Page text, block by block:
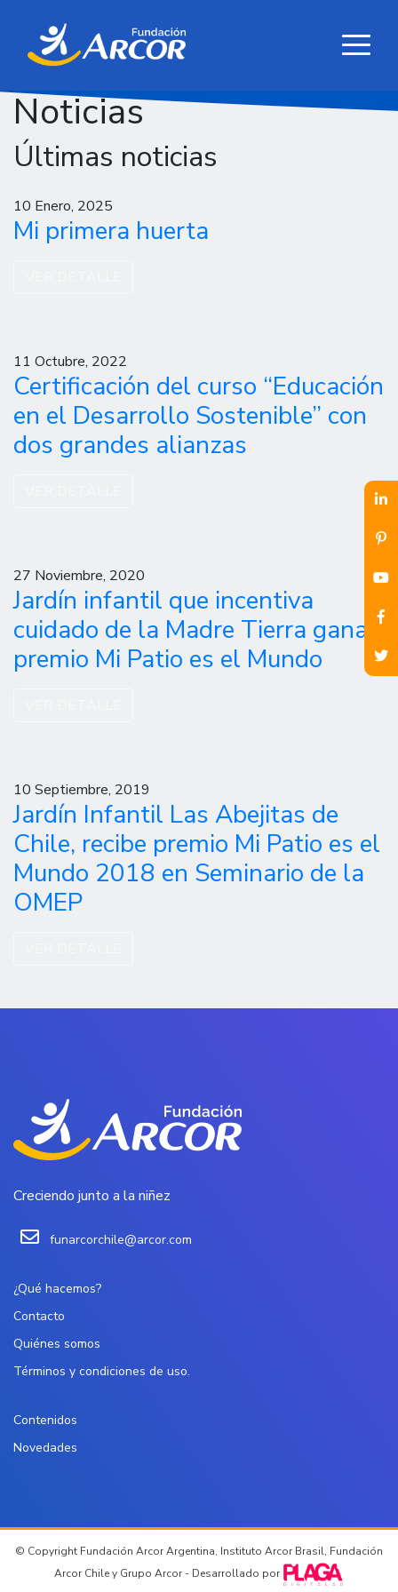
Noticias
Últimas noticias
10 Enero, 2025
Mi primera huerta
11 Octubre, 2022
Certificación del curso “Educación
en el Desarrollo Sostenible” con
dos grandes alianzas
27 Noviembre, 2020
Jardín infantil que incentiva
cuidado de la Madre Tierra gana
premio Mi Patio es el Mundo
10 Septiembre, 2019
Jardín Infantil Las Abejitas de
Chile, recibe premio Mi Patio es el
Mundo 2018 en Seminario de la
OMEP
Creciendo junto a la niñez
funarcorchile@arcor.com
¿Qué hacemos?
Contacto
Quiénes somos
Términos y condiciones de uso.
Contenidos
Novedades
© Copyright Fundación Arcor Argentina, Instituto Arcor Brasil, Fundación
Arcor Chile y Grupo Arcor - Desarrollado por